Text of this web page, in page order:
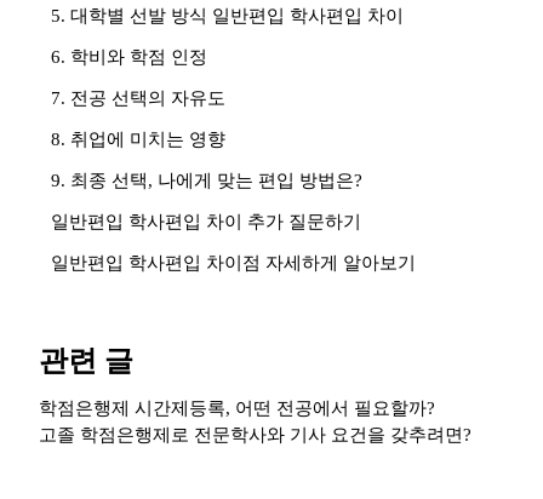
5. 대학별 선발 방식 일반편입 학사편입 차이
6. 학비와 학점 인정
7. 전공 선택의 자유도
8. 취업에 미치는 영향
9. 최종 선택, 나에게 맞는 편입 방법은?
일반편입 학사편입 차이 추가 질문하기
일반편입 학사편입 차이점 자세하게 알아보기
관련 글
학점은행제 시간제등록, 어떤 전공에서 필요할까?
고졸 학점은행제로 전문학사와 기사 요건을 갖추려면?